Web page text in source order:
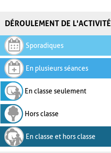
DÉROULEMENT DE L'ACTIVITÉ
Sporadiques
En plusieurs séances
En classe seulement
Hors classe
En classe et hors classe